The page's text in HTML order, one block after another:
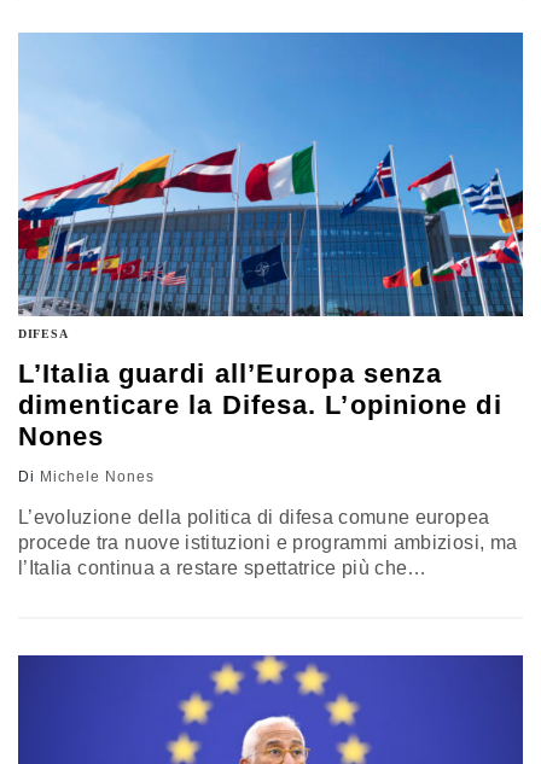
europea a cavallo tra due secoli”
DIFESA
L’Italia guardi all’Europa senza
dimenticare la Difesa. L’opinione di
Nones
Di Michele Nones
L’evoluzione della politica di difesa comune europea
procede tra nuove istituzioni e programmi ambiziosi, ma
l’Italia continua a restare spettatrice più che
L’opinione di Michele Nones, vice presidente
dell’Istituto affari internazionali